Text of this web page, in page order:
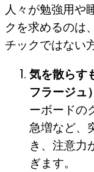
人々が勉強用や
クを求めるのは
チックではない
気を散らす
フラージュ
ーボードの
急増など、
き、注意力
ぎます。